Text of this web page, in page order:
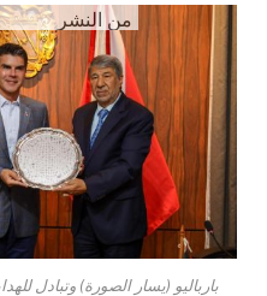
من النشر
بارباليو (يسار الصورة) وتبادل